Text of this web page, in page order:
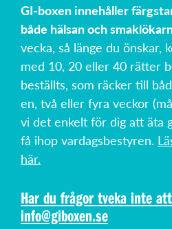
GI-boxen innehåller
både hälsan och
vecka, så länge du önskar,
med 10, 20 eller 40 rätter
beställts, som räcker till
en, två eller fyra veckor
vi det enkelt för dig att äta
få ihop vardagsbestyren.
här.
Har du frågor tveka inte
info@giboxen.se